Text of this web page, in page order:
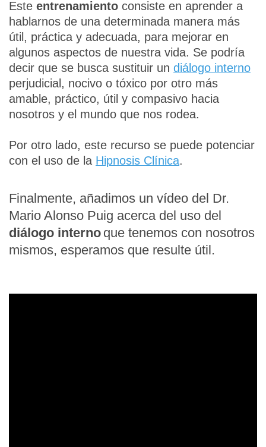
Este entrenamiento consiste en aprender a
hablarnos de una determinada manera más
útil, práctica y adecuada, para mejorar en
algunos aspectos de nuestra vida. Se podría
decir que se busca sustituir un diálogo interno
perjudicial, nocivo o tóxico por otro más
amable, práctico, útil y compasivo hacia
nosotros y el mundo que nos rodea.
Por otro lado, este recurso se puede potenciar
con el uso de la Hipnosis Clínica.
Finalmente, añadimos un vídeo del Dr.
Mario Alonso Puig acerca del uso del
diálogo interno que tenemos con nosotros
mismos, esperamos que resulte útil.